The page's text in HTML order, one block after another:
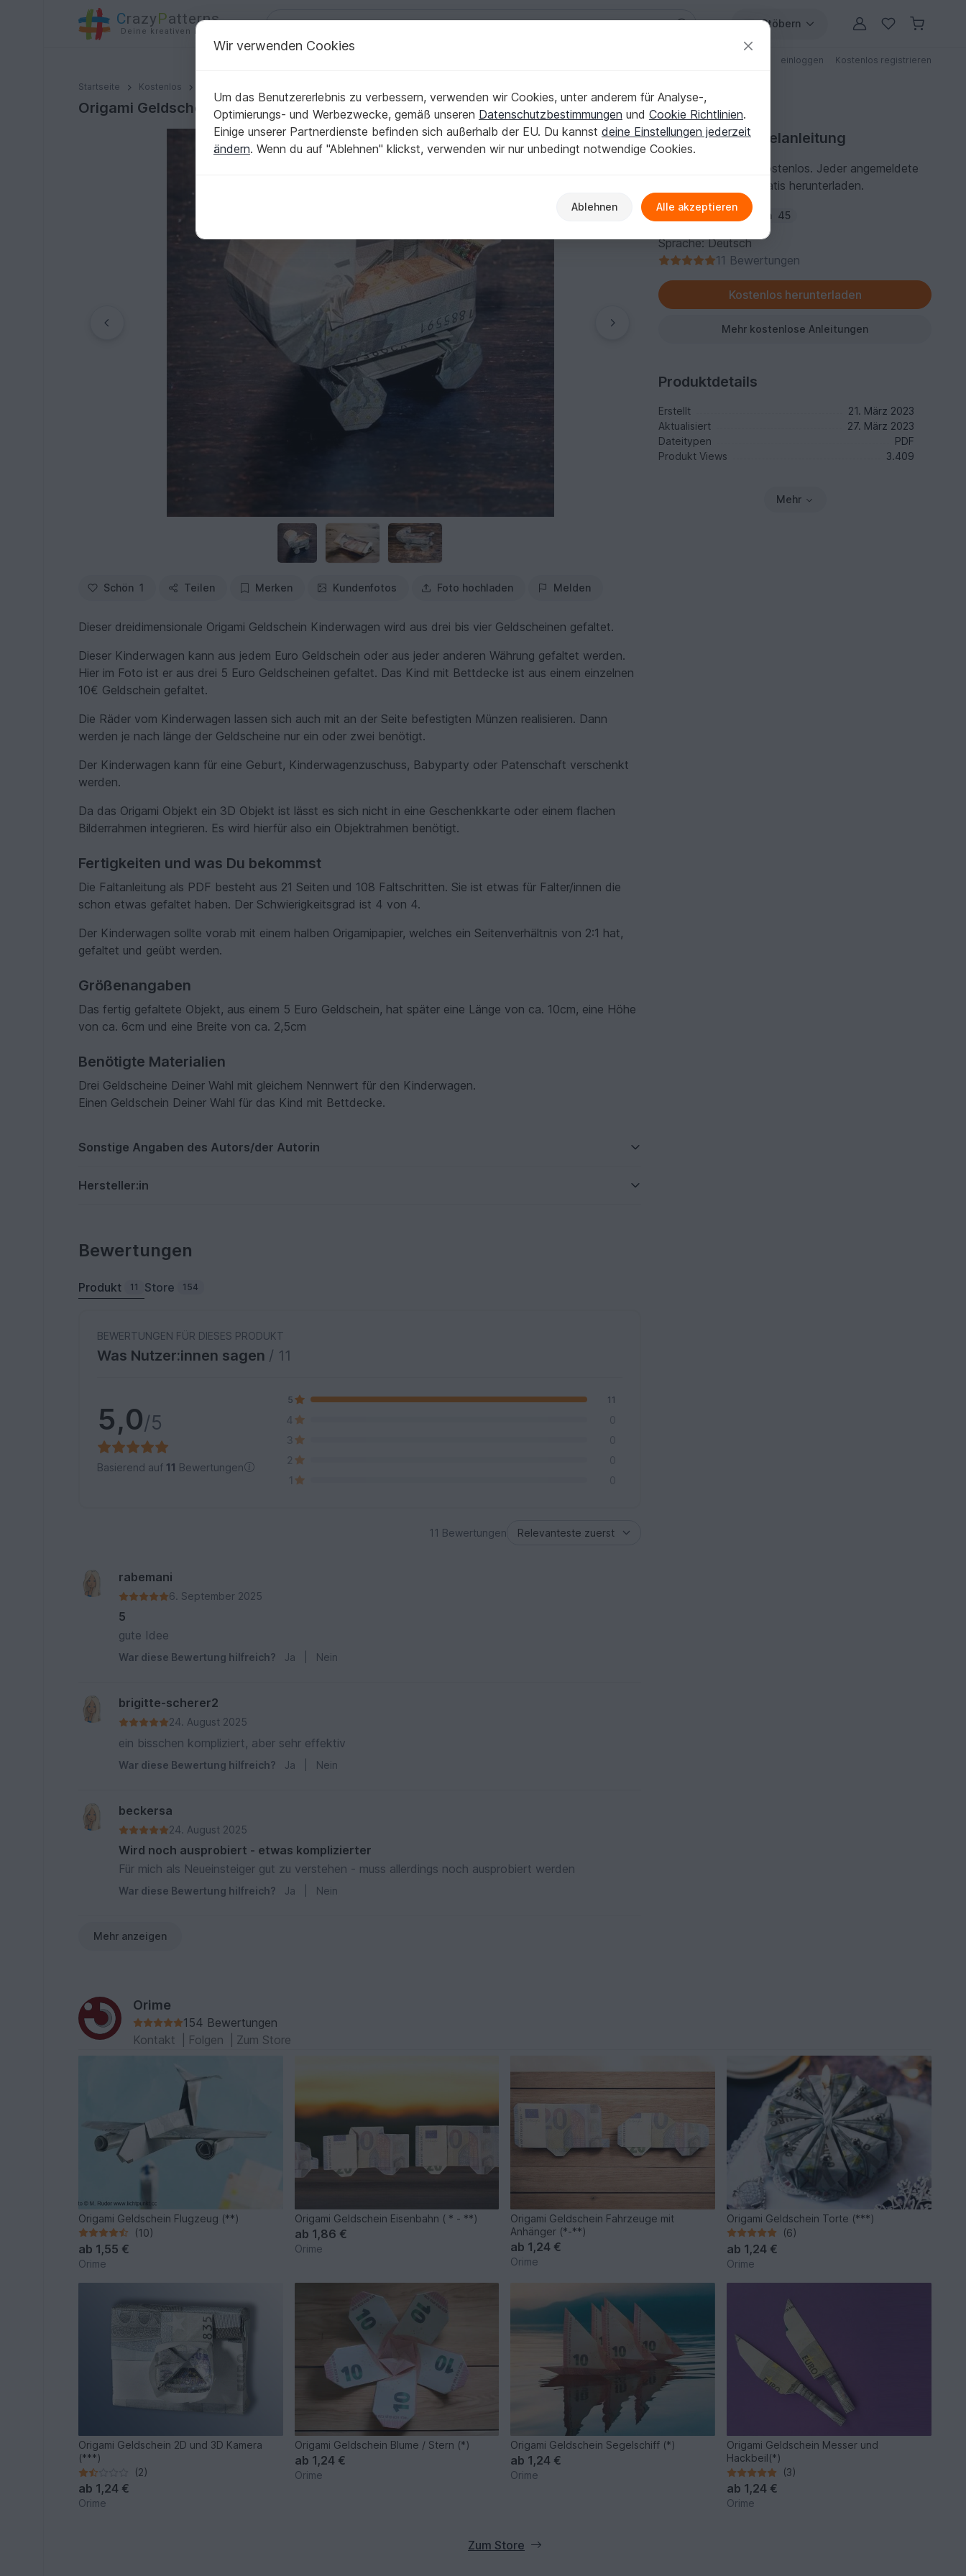
CrazyPatterns
Deine kreativen Ideen
Stöbern
einloggen Kostenlos registrieren
Startseite Kostenlos
Origami Geldschein Kinderwagen Version 4 (****)
Origami Geldschein Kinderwagen Version 4 (****)
Schön 1 Teilen Merken Kundenfotos Foto hochladen Melden
Dieser dreidimensionale Origami Geldschein Kinderwagen wird aus drei bis vier Geldscheinen gefaltet.
Dieser Kinderwagen kann aus jedem Euro Geldschein oder aus jeder anderen Währung gefaltet werden.
Hier im Foto ist er aus drei 5 Euro Geldscheinen gefaltet. Das Kind mit Bettdecke ist aus einem einzelnen
10€ Geldschein gefaltet.
Die Räder vom Kinderwagen lassen sich auch mit an der Seite befestigten Münzen realisieren. Dann
werden je nach länge der Geldscheine nur ein oder zwei benötigt.
Der Kinderwagen kann für eine Geburt, Kinderwagenzuschuss, Babyparty oder Patenschaft verschenkt
werden.
Da das Origami Objekt ein 3D Objekt ist lässt es sich nicht in eine Geschenkkarte oder einem flachen
Bilderrahmen integrieren. Es wird hierfür also ein Objektrahmen benötigt.
Fertigkeiten und was Du bekommst
Die Faltanleitung als PDF besteht aus 21 Seiten und 108 Faltschritten. Sie ist etwas für Falter/innen die
schon etwas gefaltet haben. Der Schwierigkeitsgrad ist 4 von 4.
Der Kinderwagen sollte vorab mit einem halben Origamipapier, welches ein Seitenverhältnis von 2:1 hat,
gefaltet und geübt werden.
Größenangaben
Das fertig gefaltete Objekt, aus einem 5 Euro Geldschein, hat später eine Länge von ca. 10cm, eine Höhe
von ca. 6cm und eine Breite von ca. 2,5cm
Benötigte Materialien
Drei Geldscheine Deiner Wahl mit gleichem Nennwert für den Kinderwagen.
Einen Geldschein Deiner Wahl für das Kind mit Bettdecke.
Sonstige Angaben des Autors/der Autorin
Hersteller:in
Kostenlose Bastelanleitung
Diese Anleitung ist kostenlos. Jeder angemeldete
Benutzer kann sie gratis herunterladen.
Autor:Orime Folgen 45
Sprache: Deutsch
11 Bewertungen
Kostenlos herunterladen
Mehr kostenlose Anleitungen
Produktdetails
Erstellt
21. März 2023
Aktualisiert
27. März 2023
Dateitypen
PDF
Produkt Views
3.409
Mehr
Bewertungen
Produkt 11 Store 154
BEWERTUNGEN FÜR DIESES PRODUKT
Was Nutzer:innen sagen / 11
5,0/5
Basierend auf 11 Bewertungen
5 11
4
0
3
0
2
0
1
0
11 Bewertungen
rabemani
6. September 2025
5
gute Idee
War diese Bewertung hilfreich? Ja Nein
brigitte-scherer2
24. August 2025
ein bisschen kompliziert, aber sehr effektiv
War diese Bewertung hilfreich? Ja Nein
beckersa
24. August 2025
Wird noch ausprobiert - etwas komplizierter
Für mich als Neueinsteiger gut zu verstehen - muss allerdings noch ausprobiert werden
War diese Bewertung hilfreich? Ja Nein
Mehr anzeigen
Orime
154 Bewertungen
Kontakt
Folgen Zum Store
Origami Geldschein Flugzeug (**)
(10)
ab 1,55 €
Orime
Origami Geldschein Eisenbahn ( * - **)
ab 1,86 €
Orime
Origami Geldschein Fahrzeuge mit
Anhänger (*-**)
ab 1,24 €
Orime
Origami Geldschein Torte (***)
(6)
ab 1,24 €
Orime
Origami Geldschein 2D und 3D Kamera
(***)
(2)
ab 1,24 €
Orime
Origami Geldschein Blume / Stern (*)
ab 1,24 €
Orime
Origami Geldschein Segelschiff (*)
ab 1,24 €
Orime
Origami Geldschein Messer und
Hackbeil(*)
(3)
ab 1,24 €
Orime
Zum Store
Wir verwenden Cookies
Um das Benutzererlebnis zu verbessern, verwenden wir Cookies, unter anderem für Analyse-,
Optimierungs- und Werbezwecke, gemäß unseren Datenschutzbestimmungen und Cookie Richtlinien.
Einige unserer Partnerdienste befinden sich außerhalb der EU. Du kannst deine Einstellungen jederzeit
ändern. Wenn du auf "Ablehnen" klickst, verwenden wir nur unbedingt notwendige Cookies.
Ablehnen Alle akzeptieren